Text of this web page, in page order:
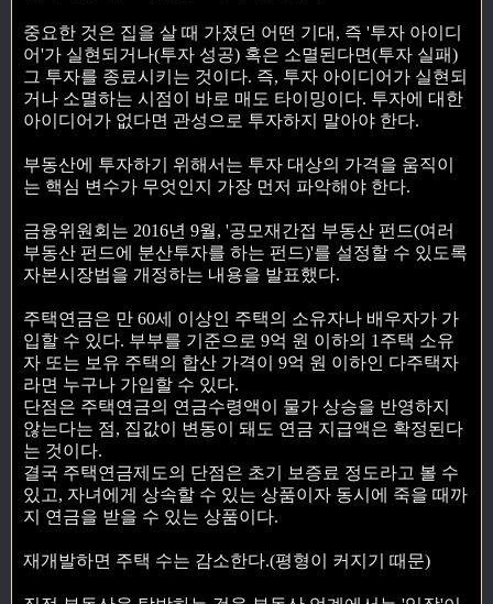
중요한 것은 집을 살 때 가졌던 어떤 기대, 즉 '투자 아이디
어'가 실현되거나(투자 성공) 혹은 소멸된다면(투자 실패)
그 투자를 종료시키는 것이다. 즉, 투자 아이디어가 실현되
거나 소멸하는 시점이 바로 매도 타이밍이다. 투자에 대한
아이디어가 없다면 관성으로 투자하지 말아야 한다.
부동산에 투자하기 위해서는 투자 대상의 가격을 움직이
는 핵심 변수가 무엇인지 가장 먼저 파악해야 한다.
금융위원회는 2016년 9월, '공모재간접 부동산 펀드(여러
부동산 펀드에 분산투자를 하는 펀드)'를 설정할 수 있도록
자본시장법을 개정하는 내용을 발표했다.
주택연금은 만 60세 이상인 주택의 소유자나 배우자가 가
입할 수 있다. 부부를 기준으로 9억 원 이하의 1주택 소유
자 또는 보유 주택의 합산 가격이 9억 원 이하인 다주택자
라면 누구나 가입할 수 있다.
단점은 주택연금의 연금수령액이 물가 상승을 반영하지
않는다는 점, 집값이 변동이 돼도 연금 지급액은 확정된다
는 것이다.
결국 주택연금제도의 단점은 초기 보증료 정도라고 볼 수
있고, 자녀에게 상속할 수 있는 상품이자 동시에 죽을 때까
지 연금을 받을 수 있는 상품이다.
재개발하면 주택 수는 감소한다.(평형이 커지기 때문)